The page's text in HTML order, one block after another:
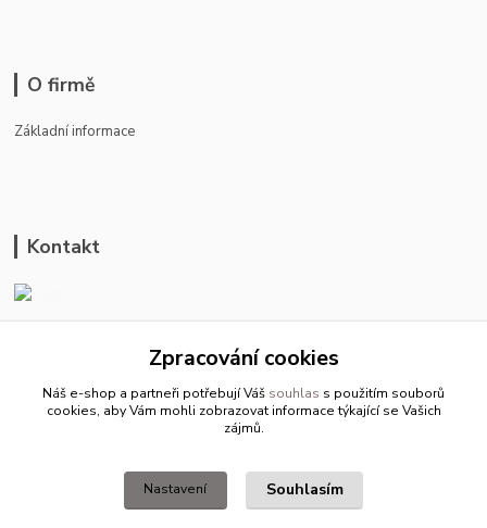
O firmě
Základní informace
Kontakt
+420 799 500 769
pracovní dny 8-11hod.,13-15hod.
Zpracování cookies
Náš e-shop a partneři potřebují Váš souhlas s použitím souborů
cookies, aby Vám mohli zobrazovat informace týkající se Vašich
zájmů.
Nastavení Souhlasím